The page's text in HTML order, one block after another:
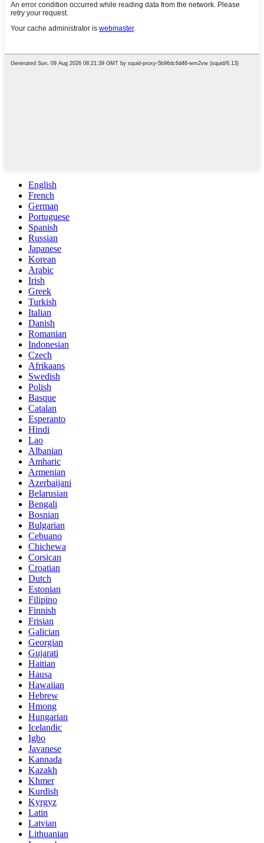
English
French
German
Portuguese
Spanish
Russian
Japanese
Korean
Arabic
Irish
Greek
Turkish
Italian
Danish
Romanian
Indonesian
Czech
Afrikaans
Swedish
Polish
Basque
Catalan
Esperanto
Hindi
Lao
Albanian
Amharic
Armenian
Azerbaijani
Belarusian
Bengali
Bosnian
Bulgarian
Cebuano
Chichewa
Corsican
Croatian
Dutch
Estonian
Filipino
Finnish
Frisian
Galician
Georgian
Gujarati
Haitian
Hausa
Hawaiian
Hebrew
Hmong
Hungarian
Icelandic
Igbo
Javanese
Kannada
Kazakh
Khmer
Kurdish
Kyrgyz
Latin
Latvian
Lithuanian